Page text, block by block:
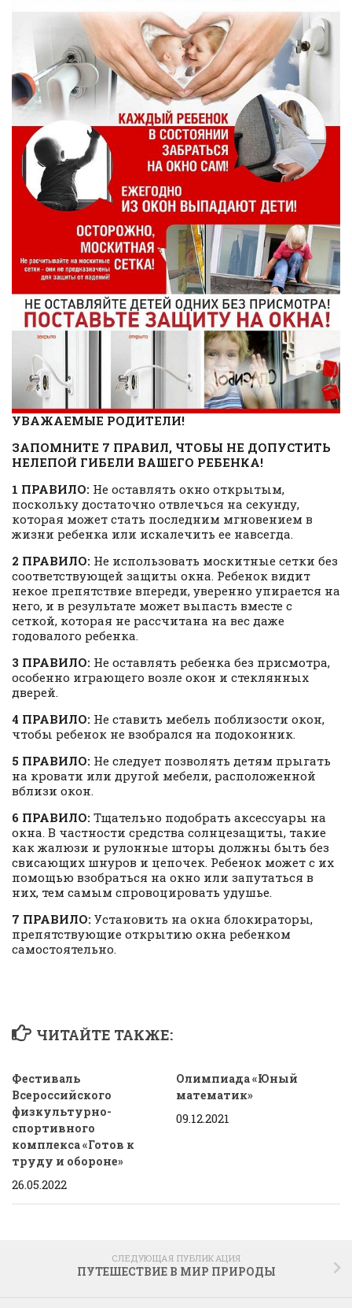
УВАЖАЕМЫЕ РОДИТЕЛИ!
ЗАПОМНИТЕ 7 ПРАВИЛ, ЧТОБЫ НЕ ДОПУСТИТЬ
НЕЛЕПОЙ ГИБЕЛИ ВАШЕГО РЕБЕНКА!
1 ПРАВИЛО: Не оставлять окно открытым,
поскольку достаточно отвлечься на секунду,
которая может стать последним мгновением в
жизни ребенка или искалечить ее навсегда.
2 ПРАВИЛО: Не использовать москитные сетки без
соответствующей защиты окна. Ребенок видит
некое препятствие впереди, уверенно упирается на
него, и в результате может выпасть вместе с
сеткой, которая не рассчитана на вес даже
годовалого ребенка.
3 ПРАВИЛО: Не оставлять ребенка без присмотра,
особенно играющего возле окон и стеклянных
дверей.
4 ПРАВИЛО: Не ставить мебель поблизости окон,
чтобы ребенок не взобрался на подоконник.
5 ПРАВИЛО: Не следует позволять детям прыгать
на кровати или другой мебели, расположенной
вблизи окон.
6 ПРАВИЛО: Тщательно подобрать аксессуары на
окна. В частности средства солнцезащиты, такие
как жалюзи и рулонные шторы должны быть без
свисающих шнуров и цепочек. Ребенок может с их
помощью взобраться на окно или запутаться в
них, тем самым спровоцировать удушье.
7 ПРАВИЛО: Установить на окна блокираторы,
препятствующие открытию окна ребенком
самостоятельно.
ЧИТАЙТЕ ТАКЖЕ:
Фестиваль
Всероссийского
физкультурно-
спортивного
комплекса «Готов к
труду и обороне»
26.05.2022
Олимпиада «Юный
математик»
09.12.2021
СЛЕДУЮЩАЯ ПУБЛИКАЦИЯ
ПУТЕШЕСТВИЕ В МИР ПРИРОДЫ